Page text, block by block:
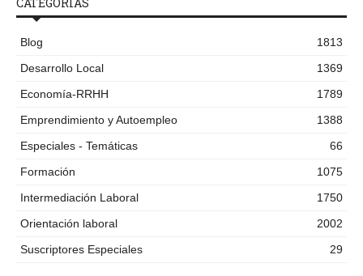
Blog
1813
Desarrollo Local
1369
Economía-RRHH
1789
Emprendimiento y Autoempleo
1388
Especiales - Temáticas
66
Formación
1075
Intermediación Laboral
1750
Orientación laboral
2002
Suscriptores Especiales
29